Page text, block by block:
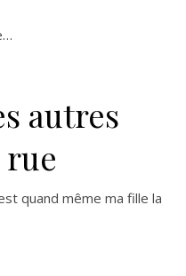
autres
rue
quand même ma fille la